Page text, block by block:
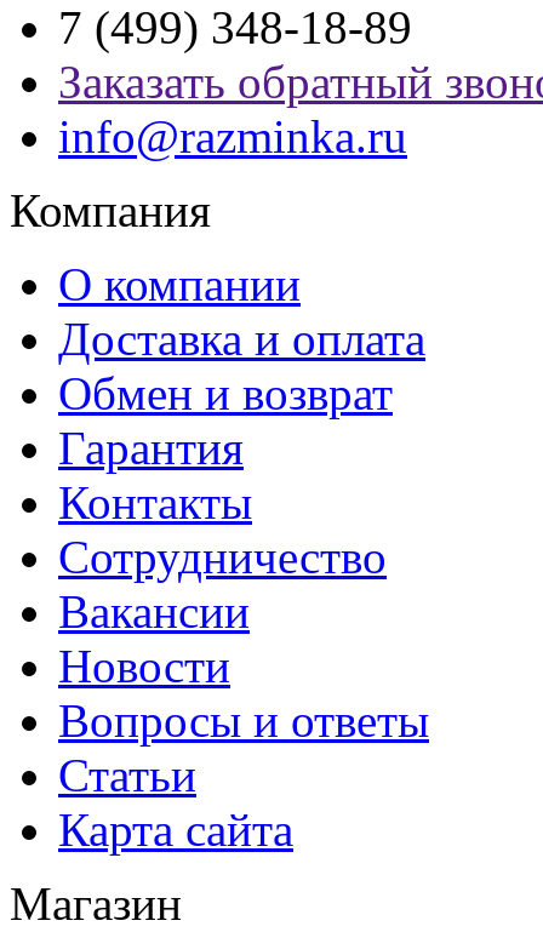
7 (499) 348-18-89
Заказать обратный
info@razminka.ru
Компания
О компании
Доставка и оплата
Обмен и возврат
Гарантия
Контакты
Сотрудничество
Вакансии
Новости
Вопросы и ответы
Статьи
Карта сайта
Магазин